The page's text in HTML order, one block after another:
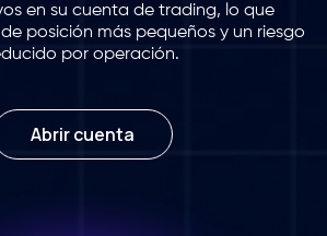
en su cuenta de trading, lo que
posición más pequeños y un riesgo
por operación.
Abrir cuenta